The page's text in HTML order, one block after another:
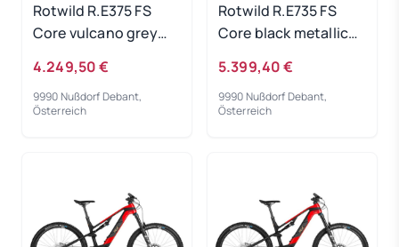
Rotwild R.E375 FS
Core vulcano grey
4.249,50 €
9990 Nußdorf Debant,
Österreich
Rotwild R.E735 FS
Core black metallic
5.399,40 €
9990 Nußdorf Debant,
Österreich